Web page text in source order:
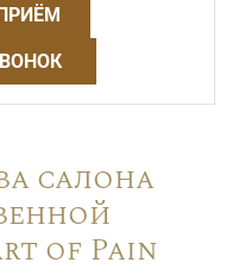
салона
of Pain